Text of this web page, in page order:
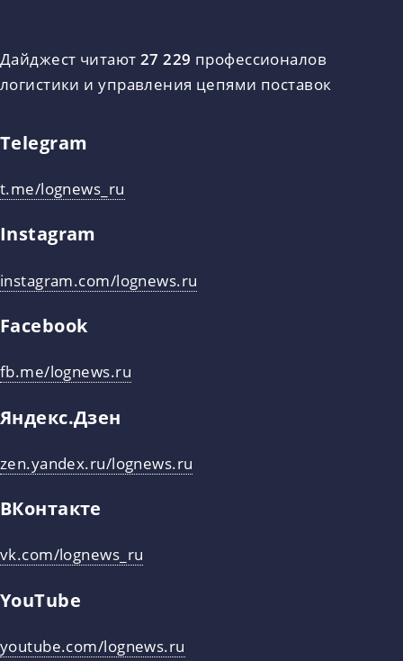
Дайджест читают 27 229 профессионалов
логистики и управления цепями поставок
Telegram
t.me/lognews_ru
Instagram
instagram.com/lognews.ru
Facebook
fb.me/lognews.ru
Яндекс.Дзен
zen.yandex.ru/lognews.ru
ВКонтакте
vk.com/lognews_ru
YouTube
youtube.com/lognews.ru